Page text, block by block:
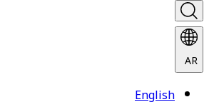
AR
English